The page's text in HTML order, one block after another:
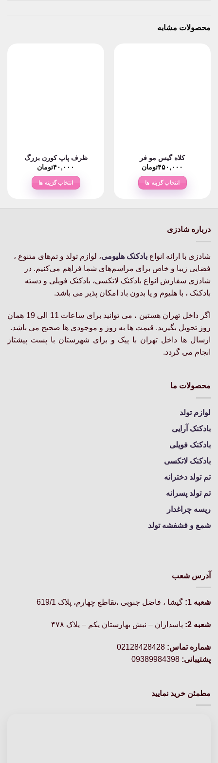
محصولات مشابه
کلاه گیس مو فر
۴۵۰,۰۰۰تومان
انتخاب گزینه ها
باشد.
گزینه
ها
ممکن
است
صفحه
محصول
انتخاب
ظرف پاپ کورن بزرگ
۴۰,۰۰۰تومان
انتخاب گزینه ها
باشد.
گزینه
ممکن
است
صفحه
محصول
انتخاب
درباره شادزی
شادزی با ارائه انواع بادکنک‌ هلیومی، لوازم تولد و تم‌های متنوع ،
فضایی زیبا و خاص برای مراسم‌های شما فراهم می‌کنیم. در
شادزی سفارش انواع بادکنک لاتکسی، بادکنک فویلی و دسته
بادکنک ، با هلیوم و یا بدون باد امکان پذیر می باشد.
اگر داخل تهران هستین ، می توانید برای ساعات 11 الی 19 همان
روز تحویل بگیرید. قیمت ها به روز و موجودی ها صحیح می باشد.
ارسال ها داخل تهران با پیک و برای شهرستان با پست پیشتاز
انجام می گردد.
محصولات ما
لوازم تولد
بادکنک آرایی
بادکنک فویلی
بادکنک لاتکسی
تم تولد دخترانه
تم تولد پسرانه
ریسه چراغدار
شمع و فشفشه تولد
آدرس شعب
شعبه 1: گيشا ، فاضل جنوبی ،تقاطع چهارم، پلاک 619/1
شعبه 2: پاسداران – نبش بهارستان یکم – پلاک ۴۷۸
شماره تماس:
پشتیبانی:
مطمئن خرید نمایید